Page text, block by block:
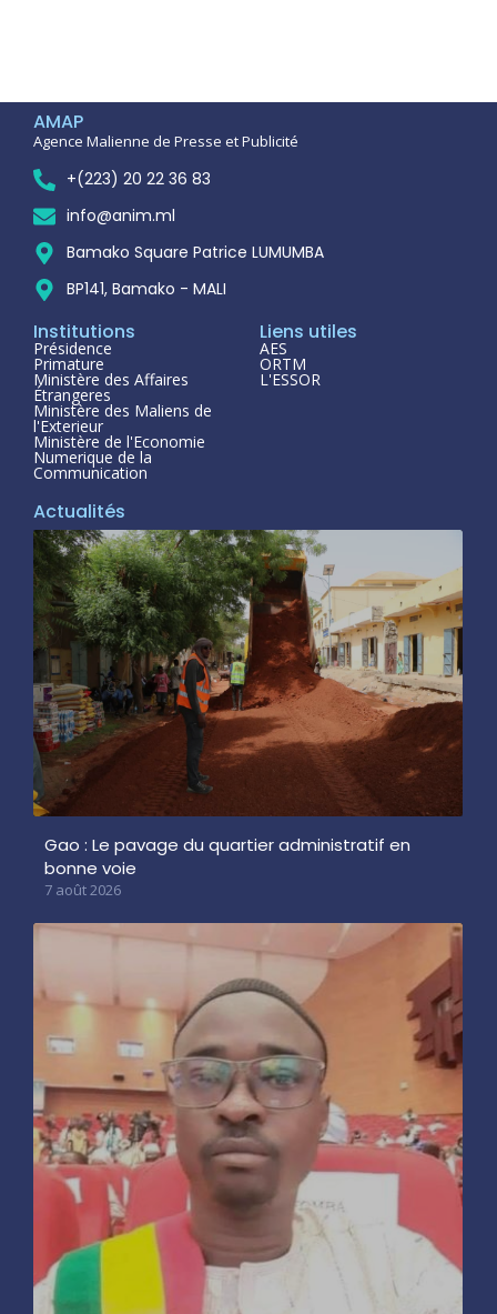
AMAP
Agence Malienne de Presse et Publicité
+(223) 20 22 36 83
info@anim.ml
Bamako Square Patrice LUMUMBA
BP141, Bamako - MALI
Institutions
Présidence
Primature
Ministère des Affaires
Étrangeres
Ministère des Maliens de
l'Exterieur
Ministère de l'Economie
Numerique de la
Communication
Liens utiles
AES
ORTM
L'ESSOR
Actualités
Gao : Le pavage du quartier administratif en
bonne voie
7 août 2026